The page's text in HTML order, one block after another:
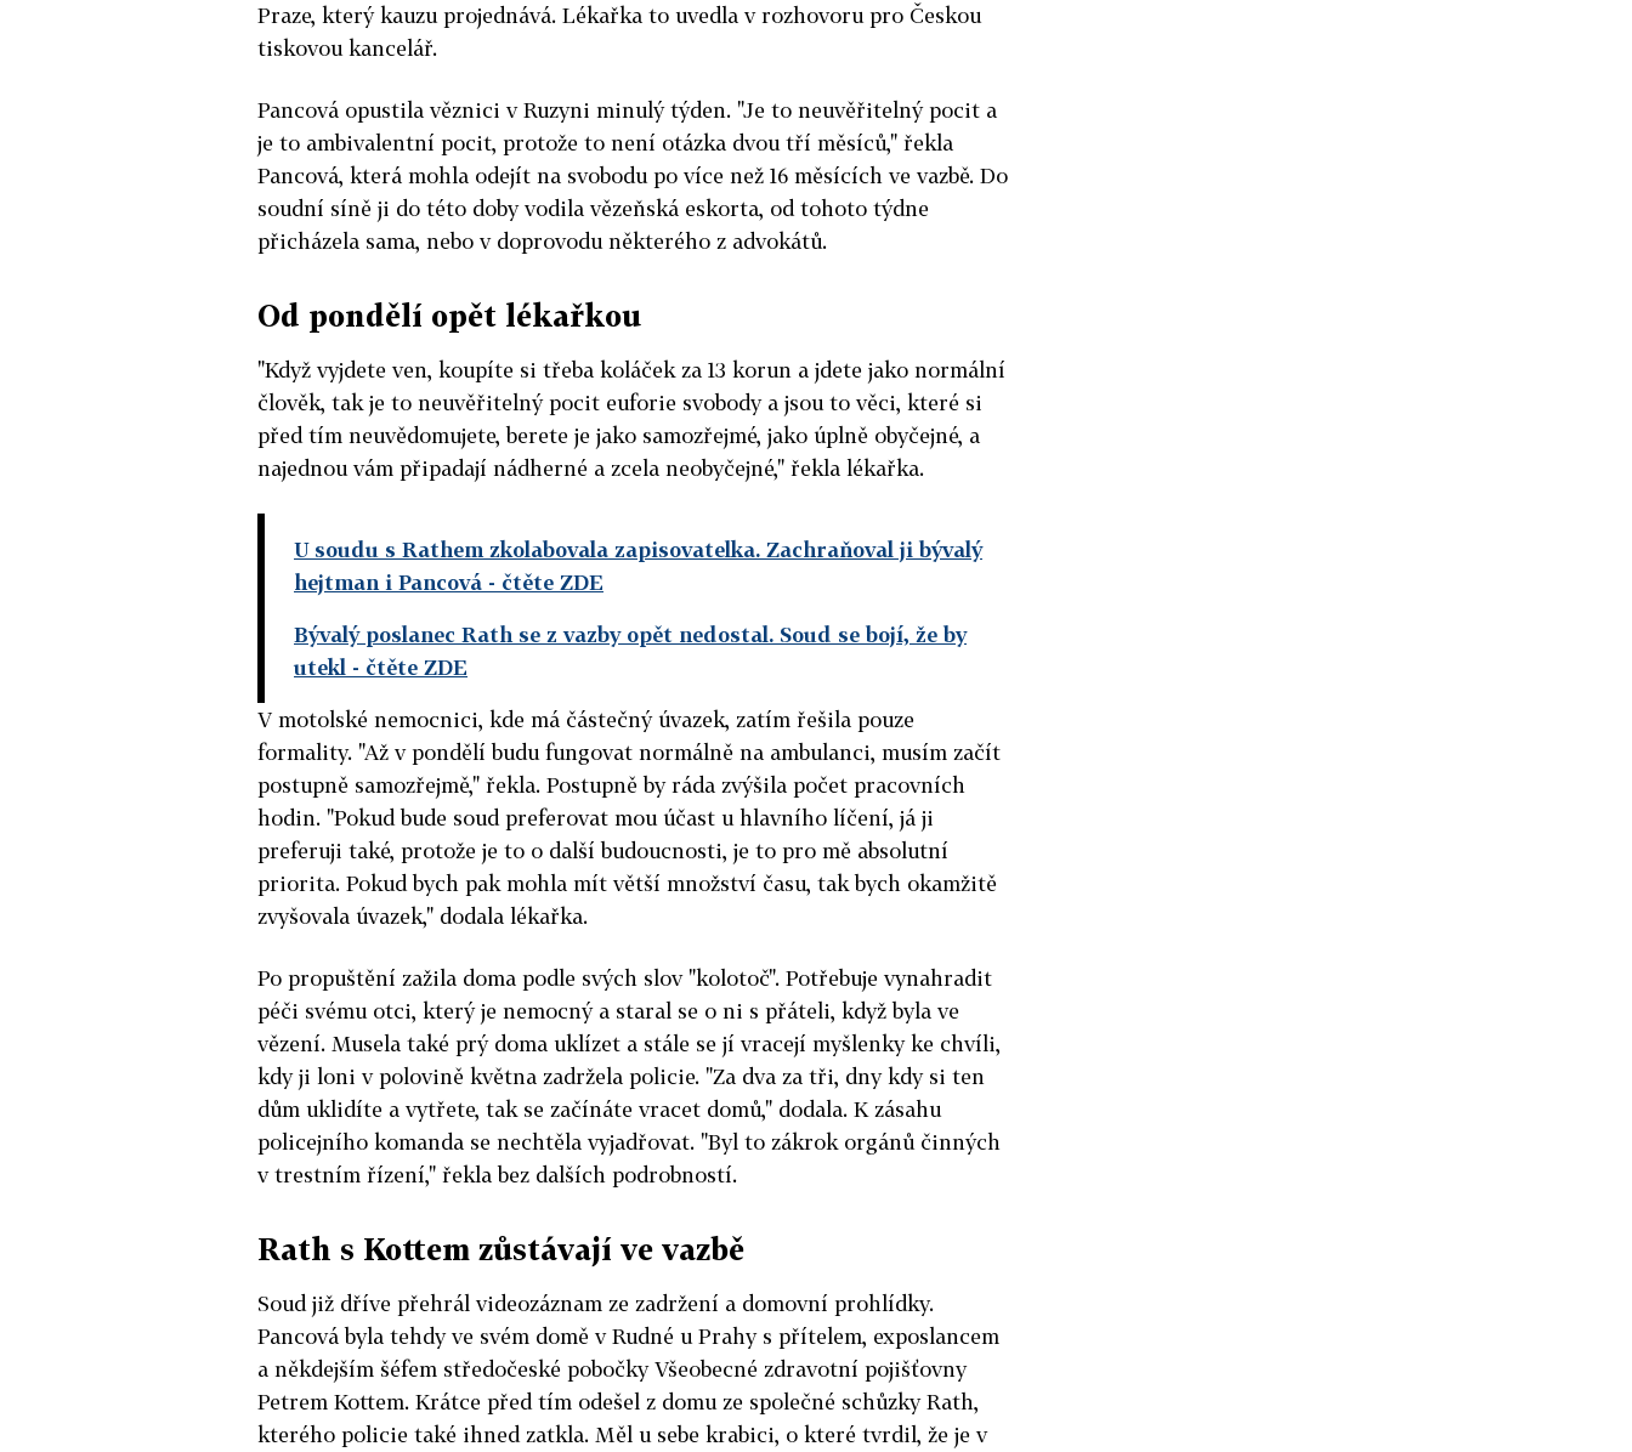
Praze, který kauzu projednává. Lékařka to uvedla v rozhovoru pro Českou
tiskovou kancelář.
Pancová opustila věznici v Ruzyni minulý týden. "Je to neuvěřitelný pocit a
je to ambivalentní pocit, protože to není otázka dvou tří měsíců," řekla
Pancová, která mohla odejít na svobodu po více než 16 měsících ve vazbě. Do
soudní síně ji do této doby vodila vězeňská eskorta, od tohoto týdne
přicházela sama, nebo v doprovodu některého z advokátů.
Od pondělí opět lékařkou
"Když vyjdete ven, koupíte si třeba koláček za 13 korun a jdete jako normální
člověk, tak je to neuvěřitelný pocit euforie svobody a jsou to věci, které si
před tím neuvědomujete, berete je jako samozřejmé, jako úplně obyčejné, a
najednou vám připadají nádherné a zcela neobyčejné," řekla lékařka.
U soudu s Rathem zkolabovala zapisovatelka. Zachraňoval ji bývalý
hejtman i Pancová - čtěte ZDE
Bývalý poslanec Rath se z vazby opět nedostal. Soud se bojí, že by
utekl - čtěte ZDE
V motolské nemocnici, kde má částečný úvazek, zatím řešila pouze
formality. "Až v pondělí budu fungovat normálně na ambulanci, musím začít
postupně samozřejmě," řekla. Postupně by ráda zvýšila počet pracovních
hodin. "Pokud bude soud preferovat mou účast u hlavního líčení, já ji
preferuji také, protože je to o další budoucnosti, je to pro mě absolutní
priorita. Pokud bych pak mohla mít větší množství času, tak bych okamžitě
zvyšovala úvazek," dodala lékařka.
Po propuštění zažila doma podle svých slov "kolotoč". Potřebuje vynahradit
péči svému otci, který je nemocný a staral se o ni s přáteli, když byla ve
vězení. Musela také prý doma uklízet a stále se jí vracejí myšlenky ke chvíli,
kdy ji loni v polovině května zadržela policie. "Za dva za tři, dny kdy si ten
dům uklidíte a vytřete, tak se začínáte vracet domů," dodala. K zásahu
policejního komanda se nechtěla vyjadřovat. "Byl to zákrok orgánů činných
v trestním řízení," řekla bez dalších podrobností.
Rath s Kottem zůstávají ve vazbě
Soud již dříve přehrál videozáznam ze zadržení a domovní prohlídky.
Pancová byla tehdy ve svém domě v Rudné u Prahy s přítelem, exposlancem
a někdejším šéfem středočeské pobočky Všeobecné zdravotní pojišťovny
Petrem Kottem. Krátce před tím odešel z domu ze společné schůzky Rath,
kterého policie také ihned zatkla. Měl u sebe krabici, o které tvrdil, že je v